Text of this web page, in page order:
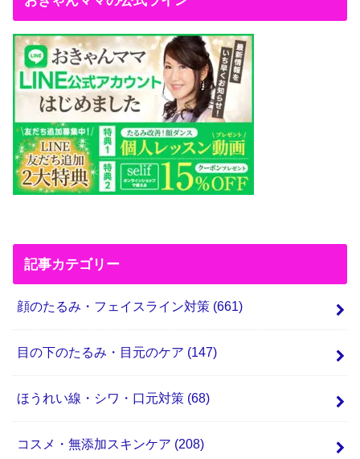
記事カテゴリー
顔のたるみ・フェイスライン対策 (661)
目の下のたるみ・目元のケア (147)
ほうれい線・シワ・口元対策 (68)
コスメ・無添加スキンケア (208)